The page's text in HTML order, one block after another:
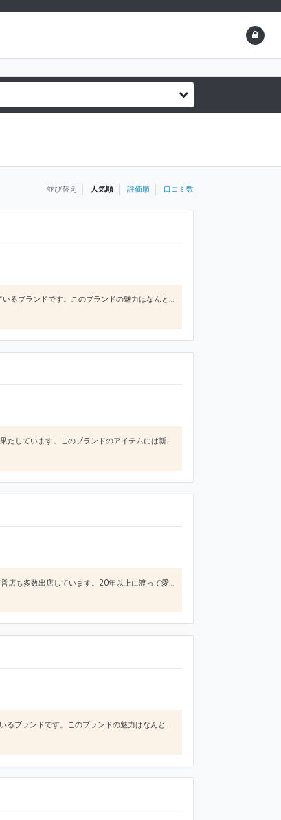
並び替え 人気順 評価順 口コミ数
N.HOOLYWOODは、2002年にスタートした日本のメンズファッションブランドで20年以上に渡り、人気を維持しているブランドです。このブランドの魅力はなんといっても、「古着とミリタリーをアップデートさせたアイテム」にあります。Levisのヴィンテージデニムやベトジャン、ミリタリーコートなどをストリートウェアとして昇華させたアイテムは国内外で人気を博しています。また、ファッション感度の高い日本の
Children of the discordanceは、日本のメンズファッションブランドで2020年7月にはミラノコレクションにも参加を果たしています。このブランドのアイテムには新世代のストリートスタイルを感じる魅力が詰まっています。ロックやヒップホップなどのストリートカルチャーやヴィンテージ古着の雰囲気などをミックスさせたデザインや国内問わず海外でも注目を集めています。例えば、2021年の秋冬
FRAPBOISは、2001年にスタートした日本のファッションブランドでメンズ、レディースともに展開されており、直営店も多数出店しています。20年以上に渡って愛されているブランドで又吉直樹さんなどファッション感度の高い芸能人の方にも多く着用されています。このブランドの魅力は“独自の可愛さ”にあります。コンセプトの「大人げない大人の服」という言葉通りゆったりとしたサイズ感や不思議なイラストのモチーフ
glambは、2003年にスタートした日本のメンズファッションブランドで国内のセレクトショップにて多数展開されているブランドです。このブランドの魅力はなんといっても「男らしい泥臭いかっこよさ」にあると思います。NIRVANAやPearl Jamを中心にアメリカで広がったグランジファッションを基本の軸としつつ、ワークスタイルやトラッドをミックスさせた独自のかっこよさが男性的な魅力を演出してくれます。